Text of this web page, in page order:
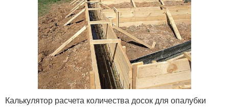
Калькулятор расчета количества досок для опалубки